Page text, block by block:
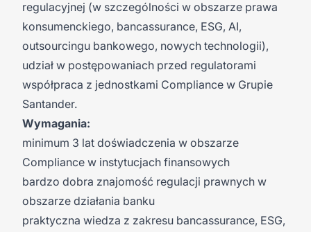
regulacyjnej (w szczególności w obszarze prawa
konsumenckiego, bancassurance, ESG, AI,
outsourcingu bankowego, nowych technologii),
udział w postępowaniach przed regulatorami
współpraca z jednostkami Compliance w Grupie
Santander.
Wymagania:
minimum 3 lat doświadczenia w obszarze
Compliance w instytucjach finansowych
bardzo dobra znajomość regulacji prawnych w
obszarze działania banku
praktyczna wiedza z zakresu bancassurance, ESG,